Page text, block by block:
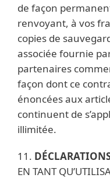
de façon
renvoyant, à vos
copies de
associée fournie
partenaires
façon dont ce
énoncées aux
continuent de
illimitée.
11.
EN TANT